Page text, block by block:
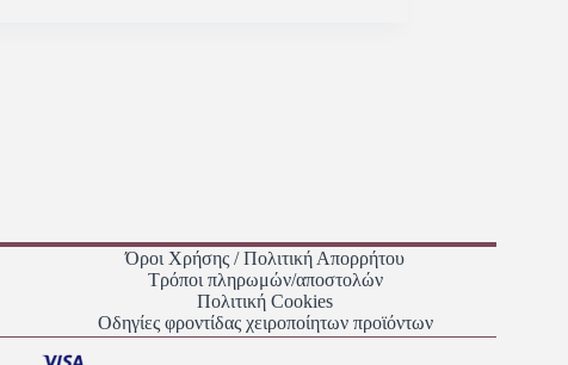
Όροι Χρήσης / Πολιτική Απορρήτου
Τρόποι πληρωμών/αποστολών
Πολιτική Cookies
Οδηγίες φροντίδας χειροποίητων προϊόντων